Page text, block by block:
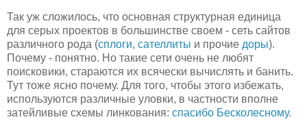
Так уж сложилось, что основная структурная единица
для серых проектов в большинстве своем - сеть сайтов
различного рода (сплоги, сателлиты и прочие доры).
Почему - понятно. Но такие сети очень не любят
поисковики, стараются их всячески вычислять и банить.
Тут тоже ясно почему. Для того, чтобы этого избежать,
используются различные уловки, в частности вполне
затейливые схемы линкования: спасибо Бесколесному.